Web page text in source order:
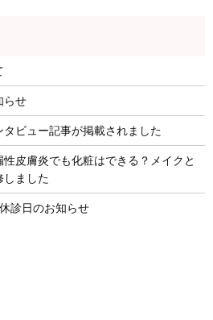
らせ
タビュー記事が掲載されました
皮膚炎でも化粧はできる？メイクと
しました
診日のお知らせ